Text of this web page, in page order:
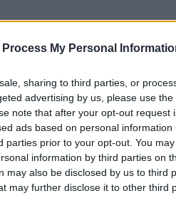
Process My Personal
sharing to third parties, or
advertising by us, please use
note that after your opt-out request
ads based on personal
parties prior to your opt-out. You
information by third parties on
may also be disclosed by us to third
may further disclose it to other third